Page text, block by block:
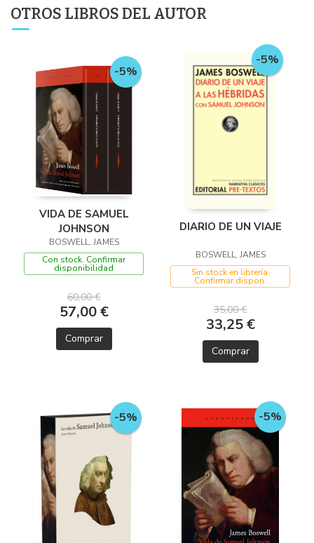
OTROS LIBROS DEL AUTOR
-5%
VIDA DE SAMUEL
JOHNSON
BOSWELL, JAMES
Con stock. Confirmar
disponibilidad
60,00 €
57,00 €
Comprar
-5%
DIARIO DE UN VIAJE
BOSWELL, JAMES
Sin stock en librería.
Confirmar dispon.
35,00 €
33,25 €
Comprar
-5% -5%